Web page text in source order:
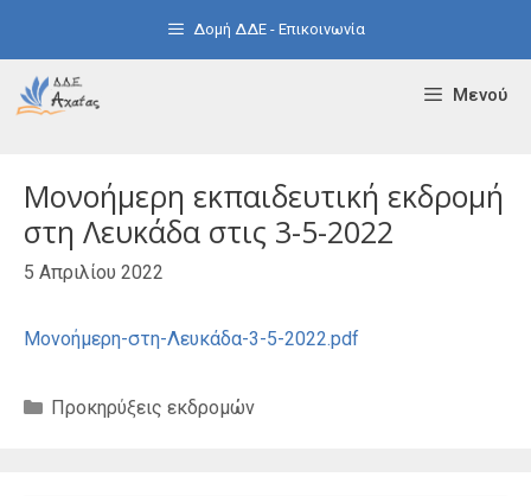
Δομή ΔΔΕ - Επικοινωνία
Μενού
Μονοήμερη εκπαιδευτική εκδρομή
στη Λευκάδα στις 3-5-2022
5 Απριλίου 2022
Μονοήμερη-στη-Λευκάδα-3-5-2022.pdf
Κατηγορίες
Προκηρύξεις εκδρομών